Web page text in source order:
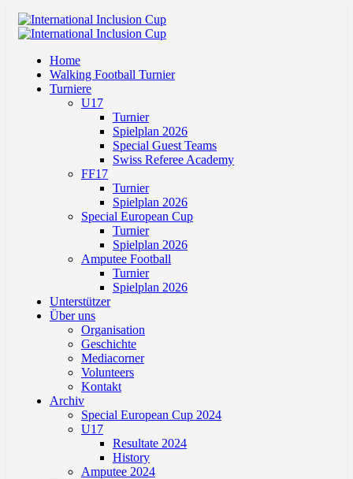
Home
Walking Football Turnier
Turniere
U17
Turnier
Spielplan 2026
Special Guest Teams
Swiss Referee Academy
FF17
Turnier
Spielplan 2026
Special European Cup
Turnier
Spielplan 2026
Amputee Football
Turnier
Spielplan 2026
Unterstützer
Über uns
Organisation
Geschichte
Mediacorner
Volunteers
Kontakt
Archiv
Special European Cup 2024
U17
Resultate 2024
History
Amputee 2024